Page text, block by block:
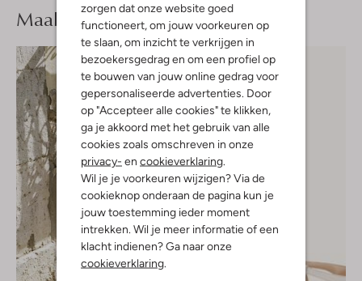
zorgen dat onze website goed
functioneert, om jouw voorkeuren op
te slaan, om inzicht te verkrijgen in
bezoekersgedrag en om een profiel op
te bouwen van jouw online gedrag voor
gepersonaliseerde advertenties. Door
op "Accepteer alle cookies" te klikken,
ga je akkoord met het gebruik van alle
cookies zoals omschreven in onze
privacy- en cookieverklaring.
Wil je je voorkeuren wijzigen? Via de
cookieknop onderaan de pagina kun je
jouw toestemming ieder moment
intrekken. Wil je meer informatie of een
klacht indienen? Ga naar onze
cookieverklaring.
Maak jelook compleet